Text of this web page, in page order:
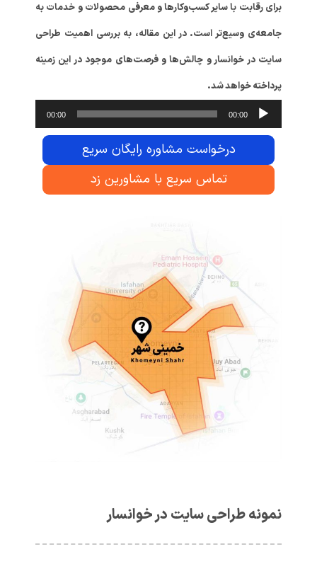
برای رقابت با سایر کسب‌وکارها و معرفی محصولات و خدمات به
جامعه‌ی وسیع‌تر است. در این مقاله، به بررسی اهمیت طراحی
سایت در خوانسار و چالش‌ها و فرصت‌های موجود در این زمینه
پرداخته خواهد شد.
00:00
00:00
درخواست مشاوره رایگان سریع
تماس سریع با مشاورین زد
نمونه طراحی سایت در خوانسار